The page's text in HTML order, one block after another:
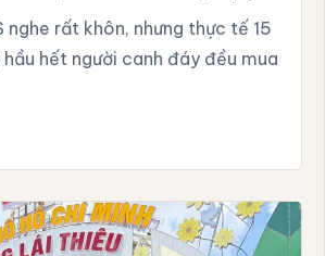
nghe rất khôn, nhưng thực tế 15
hết người canh đáy đều mua